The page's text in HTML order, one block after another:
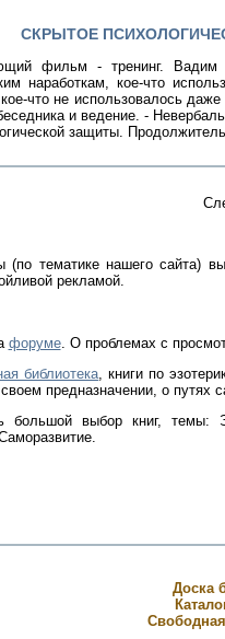
СКРЫТОЕ
фильм - тренинг. Вадим
наработкам, кое-что
что не использовалось
и ведение. -
защиты.
(по тематике нашего сайта)
рекламой.
форуме. О проблемах с
библиотека , книги по
предназначении, о путях
большой выбор книг, темы:
Доска